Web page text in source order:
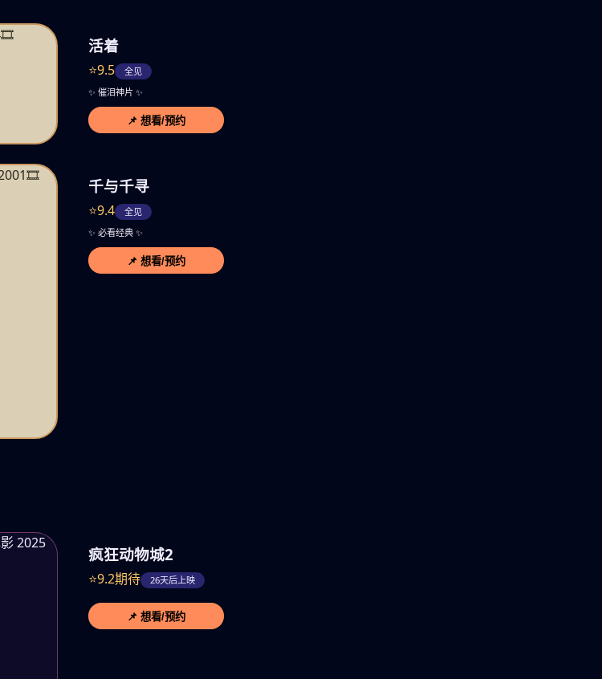
🎞️
活着
⭐9.5
全见
✨ 催泪神片 ✨
📌 想看/预约
🎞️
千与千寻
⭐9.4
全见
✨ 必看经典 ✨
📌 想看/预约
疯狂动物城2
⭐9.2期待 26天后上映
📌 想看/预约